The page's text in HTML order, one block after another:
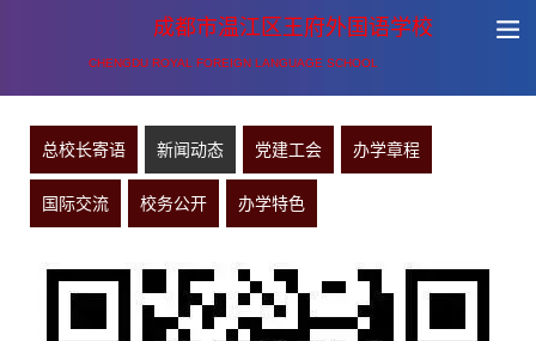
成都市温江区王府外国语学校
CHENGDU ROYAL FOREIGN LANGUAGE SCHOOL
总校长寄语 新闻动态 党建工会 办学章程
国际交流 校务公开 办学特色